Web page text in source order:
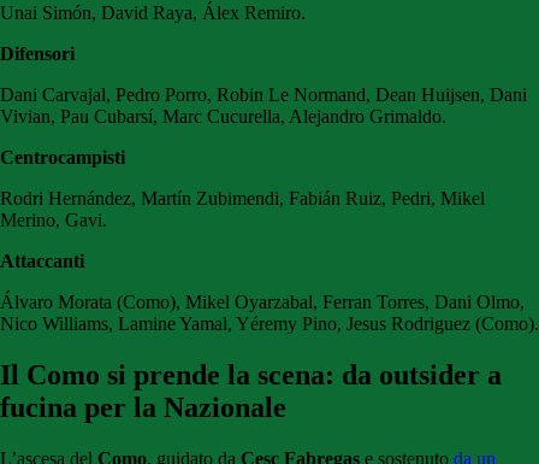
Unai Simón, David Raya, Álex Remiro.
Difensori
Dani Carvajal, Pedro Porro, Robin Le Normand, Dean Huijsen, Dani
Vivian, Pau Cubarsí, Marc Cucurella, Alejandro Grimaldo.
Centrocampisti
Rodri Hernández, Martín Zubimendi, Fabián Ruiz, Pedri, Mikel
Merino, Gavi.
Attaccanti
Álvaro Morata (Como), Mikel Oyarzabal, Ferran Torres, Dani Olmo,
Nico Williams, Lamine Yamal, Yéremy Pino, Jesus Rodriguez (Como).
Il Como si prende la scena: da outsider a
fucina per la Nazionale
L’ascesa del Como, guidato da Cesc Fabregas e sostenuto da un